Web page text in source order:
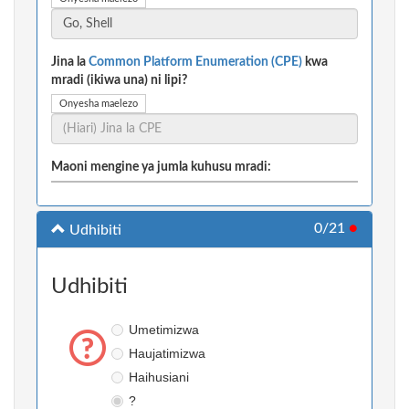
Jina la Common Platform Enumeration (CPE) kwa
mradi (ikiwa una) ni lipi?
Onyesha maelezo
Maoni mengine ya jumla kuhusu mradi:
Udhibiti 0/21 ●
Udhibiti
Umetimizwa
Haujatimizwa
Haihusiani
?